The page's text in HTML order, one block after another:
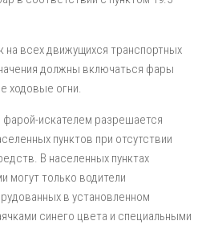
на всех движущихся транспортных
должны включаться фары
ходовые огни.
искателем разрешается
пунктов при отсутствии
В населенных пунктах
могут только водители
в установленном
синего цвета и специальными